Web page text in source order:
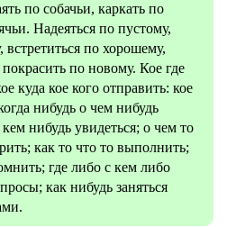
по собачьи, каркать по
Надеяться по пустому,
по хорошему,
по новому. Кое где
куда кое кого отправить: кое
нибудь о чем нибудь
нибудь увидеться; о чем то
как то что то выполнить;
где либо с кем либо
как нибудь заняться